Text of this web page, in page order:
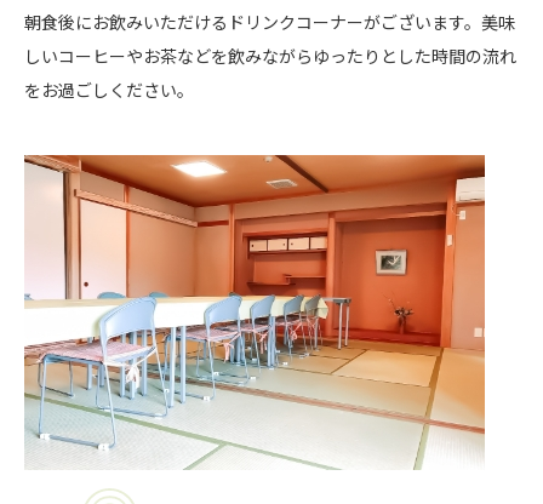
朝食後にお飲みいただけるドリンクコーナーがございます。美味
しいコーヒーやお茶などを飲みながらゆったりとした時間の流れ
をお過ごしください。